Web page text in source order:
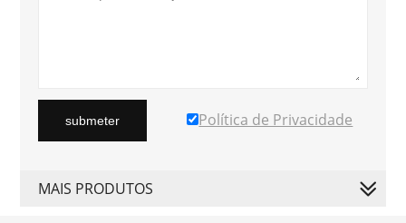
submeter Política de Privacidade
MAIS PRODUTOS